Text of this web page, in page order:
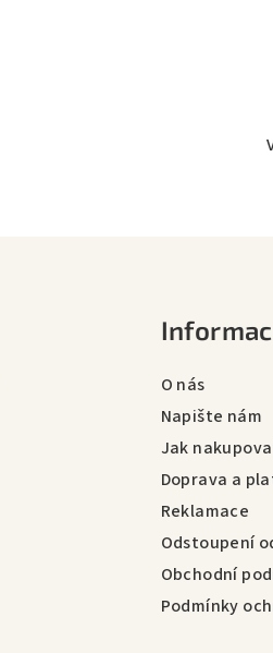
O nás
Napište nám
Jak
Doprava a
Reklamace
Odstoupení
Obchodní
Podmínky